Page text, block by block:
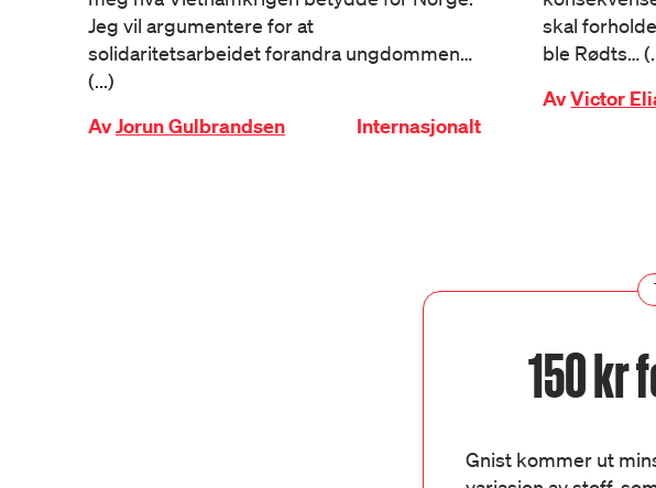
Jeg vil argumentere for at
solidaritetsarbeidet forandra ungdommen…
(...)
AvJorun Gulbrandsen Internasjonalt
skal
ble Rødts…
AvVictor
150 kr
Gnist kommer ut